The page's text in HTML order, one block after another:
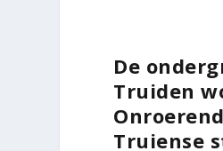
De
Truiden
Truiense